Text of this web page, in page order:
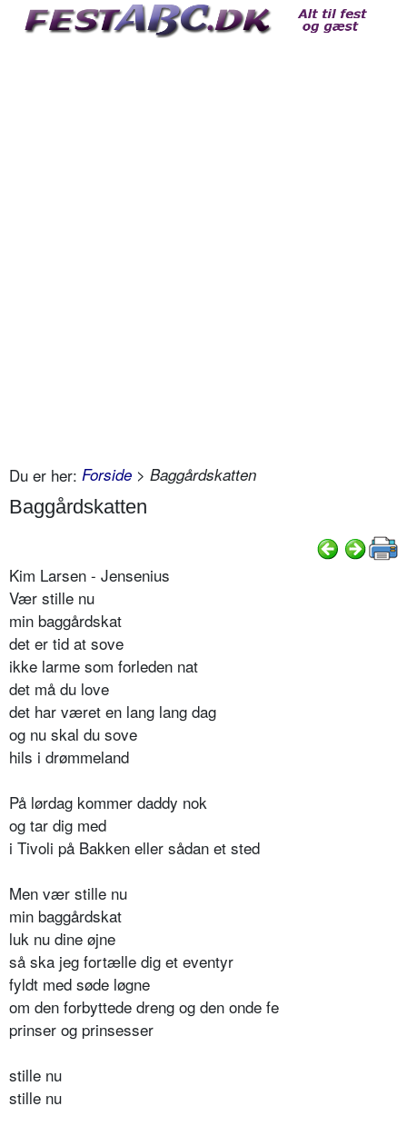
Du er her: Forside > Baggårdskatten
Baggårdskatten
Kim Larsen - Jensenius
Vær stille nu
min baggårdskat
det er tid at sove
ikke larme som forleden nat
det må du love
det har været en lang lang dag
og nu skal du sove
hils i drømmeland
På lørdag kommer daddy nok
og tar dig med
i Tivoli på Bakken eller sådan et sted
Men vær stille nu
min baggårdskat
luk nu dine øjne
så ska jeg fortælle dig et eventyr
fyldt med søde løgne
om den forbyttede dreng og den onde fe
prinser og prinsesser
stille nu
stille nu